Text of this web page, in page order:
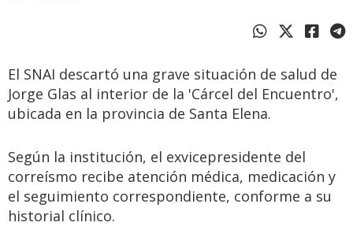
El SNAI descartó una grave situación de salud de
Jorge Glas al interior de la 'Cárcel del Encuentro',
ubicada en la provincia de Santa Elena.
Según la institución, el exvicepresidente del
correísmo recibe atención médica, medicación y
el seguimiento correspondiente, conforme a su
historial clínico.